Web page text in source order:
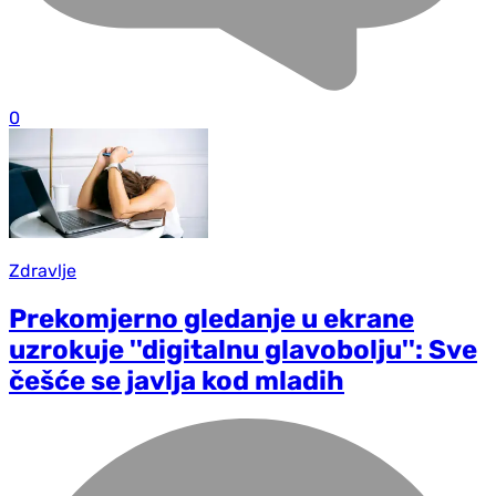
0
Zdravlje
Prekomjerno gledanje u ekrane
uzrokuje ''digitalnu glavobolju'': Sve
češće se javlja kod mladih